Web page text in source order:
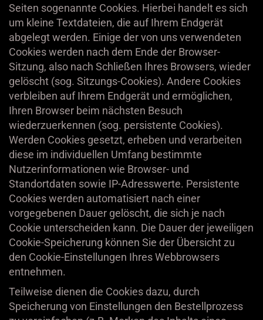
Seiten sogenannte Cookies. Hierbei handelt es sich
um kleine Textdateien, die auf Ihrem Endgerät
abgelegt werden. Einige der von uns verwendeten
Cookies werden nach dem Ende der Browser-
Sitzung, also nach Schließen Ihres Browsers, wieder
gelöscht (sog. Sitzungs-Cookies). Andere Cookies
verbleiben auf Ihrem Endgerät und ermöglichen,
Ihren Browser beim nächsten Besuch
wiederzuerkennen (sog. persistente Cookies).
Werden Cookies gesetzt, erheben und verarbeiten
diese im individuellen Umfang bestimmte
Nutzerinformationen wie Browser- und
Standortdaten sowie IP-Adresswerte. Persistente
Cookies werden automatisiert nach einer
vorgegebenen Dauer gelöscht, die sich je nach
Cookie unterscheiden kann. Die Dauer der jeweiligen
Cookie-Speicherung können Sie der Übersicht zu
den Cookie-Einstellungen Ihres Webbrowsers
entnehmen.
Teilweise dienen die Cookies dazu, durch
Speicherung von Einstellungen den Bestellprozess